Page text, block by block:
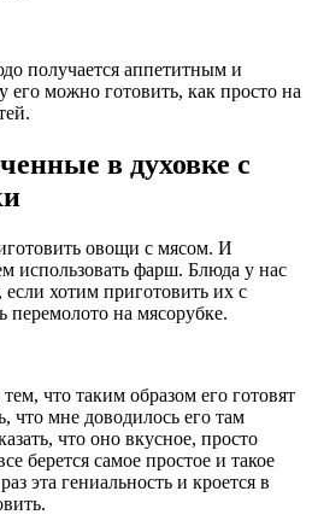
получается аппетитным и
его можно готовить, как просто на
в духовке с
овощи с мясом. И
использовать фарш. Блюда у нас
хотим приготовить их с
на мясорубке.
что таким образом его готовят
что мне доводилось его там
что оно вкусное, просто
берется самое простое и такое
эта гениальность и кроется в